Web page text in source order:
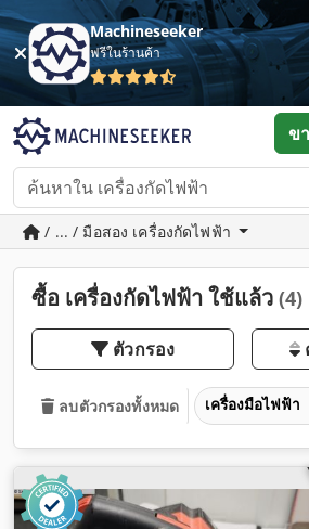
Machineseeker
ฟรีในร้านค้า
ข
/ ... / มือสอง เครื่องกัดไฟฟ้า
ซื้อ เครื่องกัดไฟฟ้า ใช้แล้ว (4)
ตัวกรอง
ลบตัวกรองทั้งหมด เครื่องมือไฟฟ้า